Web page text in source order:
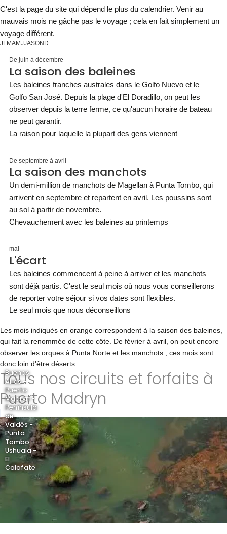
C'est la page du site qui dépend le plus du calendrier. Venir au
mauvais mois ne gâche pas le voyage ; cela en fait simplement un
voyage différent.
J FMAMJJASON D
De juin à décembre
La saison des baleines
Les baleines franches australes dans le Golfo Nuevo et le
Golfo San José. Depuis la plage d'El Doradillo, on peut les
observer depuis la terre ferme, ce qu'aucun horaire de bateau
ne peut garantir.
La raison pour laquelle la plupart des gens viennent
De septembre à avril
La saison des manchots
Un demi-million de manchots de Magellan à Punta Tombo, qui
arrivent en septembre et repartent en avril. Les poussins sont
au sol à partir de novembre.
Chevauchement avec les baleines au printemps
mai
L'écart
Les baleines commencent à peine à arriver et les manchots
sont déjà partis. C'est le seul mois où nous vous conseillerons
de reporter votre séjour si vos dates sont flexibles.
Le seul mois que nous déconseillons
Les mois indiqués en orange correspondent à la saison des baleines,
qui fait la renommée de cette côte. De février à avril, on peut encore
observer les orques à Punta Norte et les manchots ; ces mois sont
donc loin d'être déserts.
Tous nos circuits et forfaits à
Puerto Madryn
Buenos
Aires -
Puerto
Madryn -
Península
de
Valdés -
Punta
Tombo -
Ushuaia -
El
Calafate